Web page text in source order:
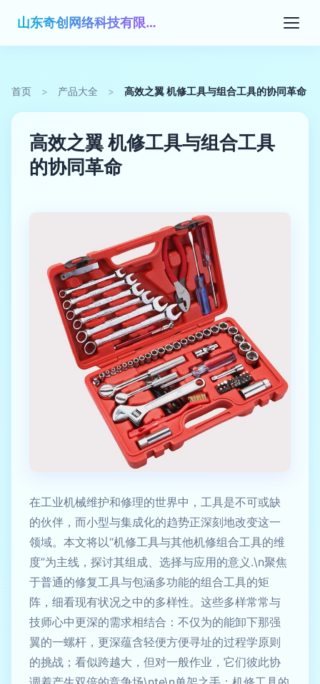
山东奇创网络科技有限公司
首页 > 产品大全 > 高效之翼 机修工具与组合工具的协同革命
高效之翼 机修工具与组合工具
的协同革命
在工业机械维护和修理的世界中，工具是不可或缺
的伙伴，而小型与集成化的趋势正深刻地改变这一
领域。本文将以“机修工具与其他机修组合工具的维
度”为主线，探讨其组成、选择与应用的意义.\n聚焦
于普通的修复工具与包涵多功能的组合工具的矩
阵，细看现有状况之中的多样性。这些多样常常与
技师心中更深的需求相结合：不仅为的能卸下那强
翼的一螺杆，更深蕴含轻便方便寻址的过程学原则
的挑战；看似跨越大，但对一般作业，它们彼此协